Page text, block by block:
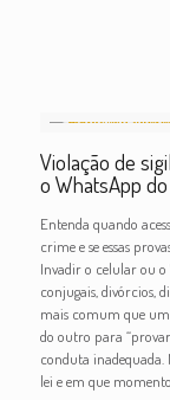
Violação de
o WhatsApp
Entenda quando
crime e se essas
Invadir o celular ou o
conjugais, divórcios,
mais comum que um
do outro para
conduta inadequada.
lei e em que